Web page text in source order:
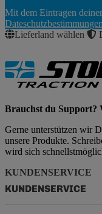
Abonnieren
Mit dem Eintragen
Lieferland wählen
Brauchst du Support?
Gerne unterstützen wir
unsere Produkte.
wird sich
KUNDENSERVICE
KUNDENSERVICE